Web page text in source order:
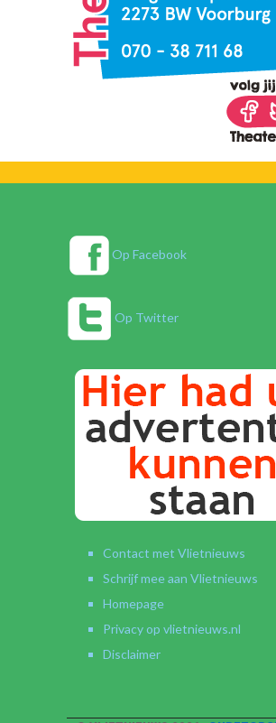
Op Facebook
Op Twitter
Contact met Vlietnieuws
Schrijf mee aan Vlietnieuws
Homepage
Privacy op vlietnieuws.nl
Disclaimer